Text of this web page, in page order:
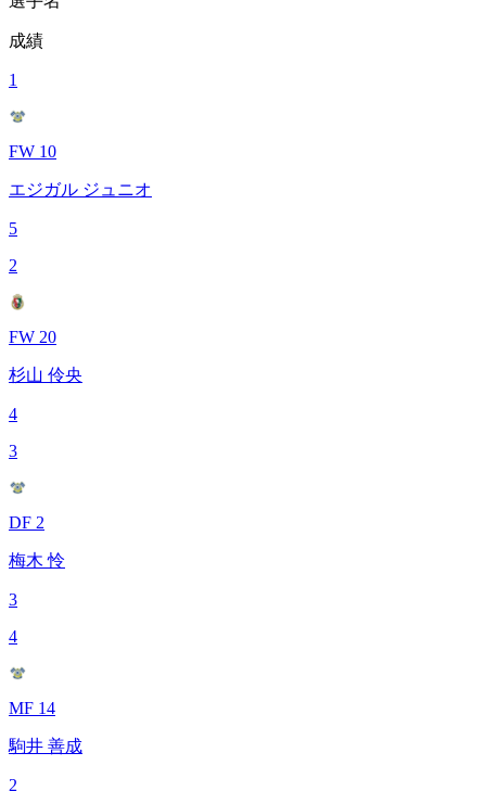
成績
1
FW 10
エジガル ジュニオ
5
2
FW 20
杉山 伶央
4
3
DF 2
梅木 怜
3
4
MF 14
駒井 善成
2